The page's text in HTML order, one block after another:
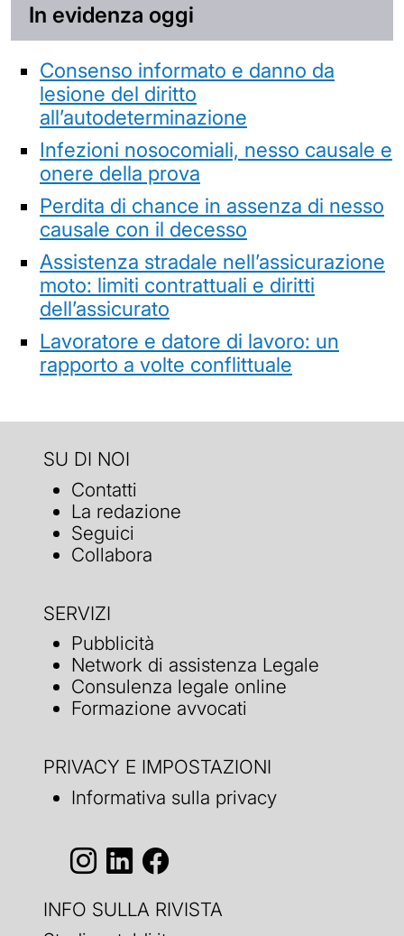
In evidenza oggi
Consenso informato e danno da
lesione del diritto
all’autodeterminazione
Infezioni nosocomiali, nesso causale e
onere della prova
Perdita di chance in assenza di nesso
causale con il decesso
Assistenza stradale nell’assicurazione
moto: limiti contrattuali e diritti
dell’assicurato
Lavoratore e datore di lavoro: un
rapporto a volte conflittuale
SU DI NOI
Contatti
La redazione
Seguici
Collabora
SERVIZI
Pubblicità
Network di assistenza Legale
Consulenza legale online
Formazione avvocati
PRIVACY E IMPOSTAZIONI
Informativa sulla privacy
INFO SULLA RIVISTA